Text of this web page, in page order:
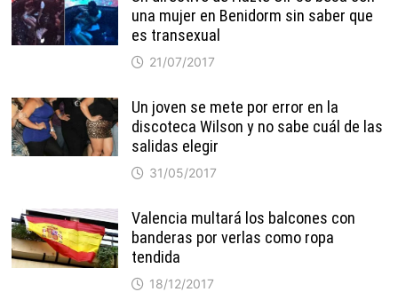
una mujer en Benidorm sin saber que
es transexual
21/07/2017
Un joven se mete por error en la
discoteca Wilson y no sabe cuál de las
salidas elegir
31/05/2017
Valencia multará los balcones con
banderas por verlas como ropa
tendida
18/12/2017